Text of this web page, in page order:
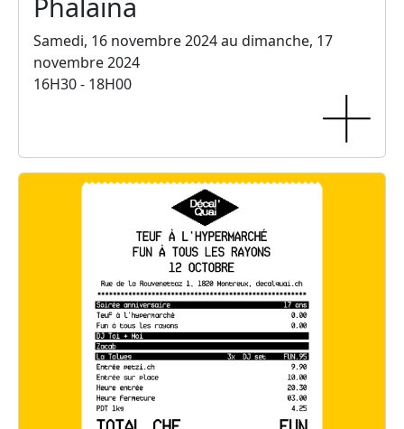
Samedi, 16 novembre 2024 au dimanche, 17
novembre 2024
16H30 - 18H00